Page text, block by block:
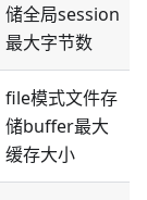
储全局session
最大字节数
file模式文件存
储buffer最大
缓存大小